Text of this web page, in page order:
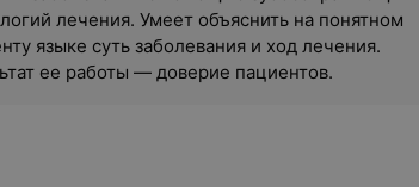
лечения. Умеет объяснить на понятном
языке суть заболевания и ход лечения.
ее работы — доверие пациентов.